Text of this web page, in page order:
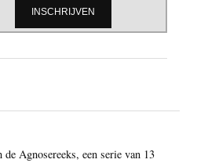
Agnosereeks, een serie van 13